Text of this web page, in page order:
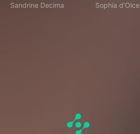
Sandrine Decima
Sophia d'Olce